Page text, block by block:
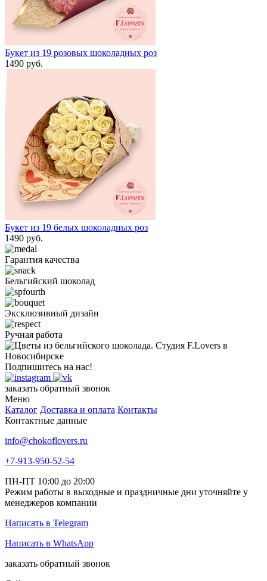
Букет из 19 розовых шоколадных роз
1490 руб.
Букет из 19 белых шоколадных роз
1490 руб.
Гарантия качества
Бельгийский шоколад
Эксклюзивный дизайн
Ручная работа
Подпишитесь на нас!
заказать обратный звонок
Меню
Каталог Доставка и оплата Контакты
Контактные данные
info@chokoflovers.ru
+7-913-950-52-54
ПН-ПТ 10:00 до 20:00
Режим работы в выходные и праздничные дни уточняйте у
менеджеров компании
Написать в Telegram
Написать в WhatsApp
заказать обратный звонок